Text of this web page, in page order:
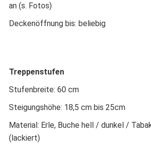
an (s. Fotos)
Deckenöffnung bis: beliebig
Treppenstufen
Stufenbreite: 60 cm
Steigungshöhe: 18,5 cm bis 25cm
Material: Erle, Buche hell / dunkel /
(lackiert)